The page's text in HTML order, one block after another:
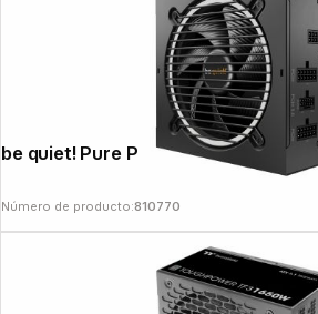
be quiet! Pure Power 12 M 1200W
Número de producto:810770